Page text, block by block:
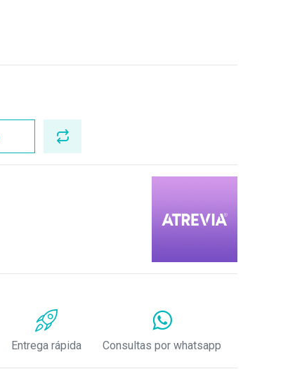
Entrega rápida Consultas por whatsapp